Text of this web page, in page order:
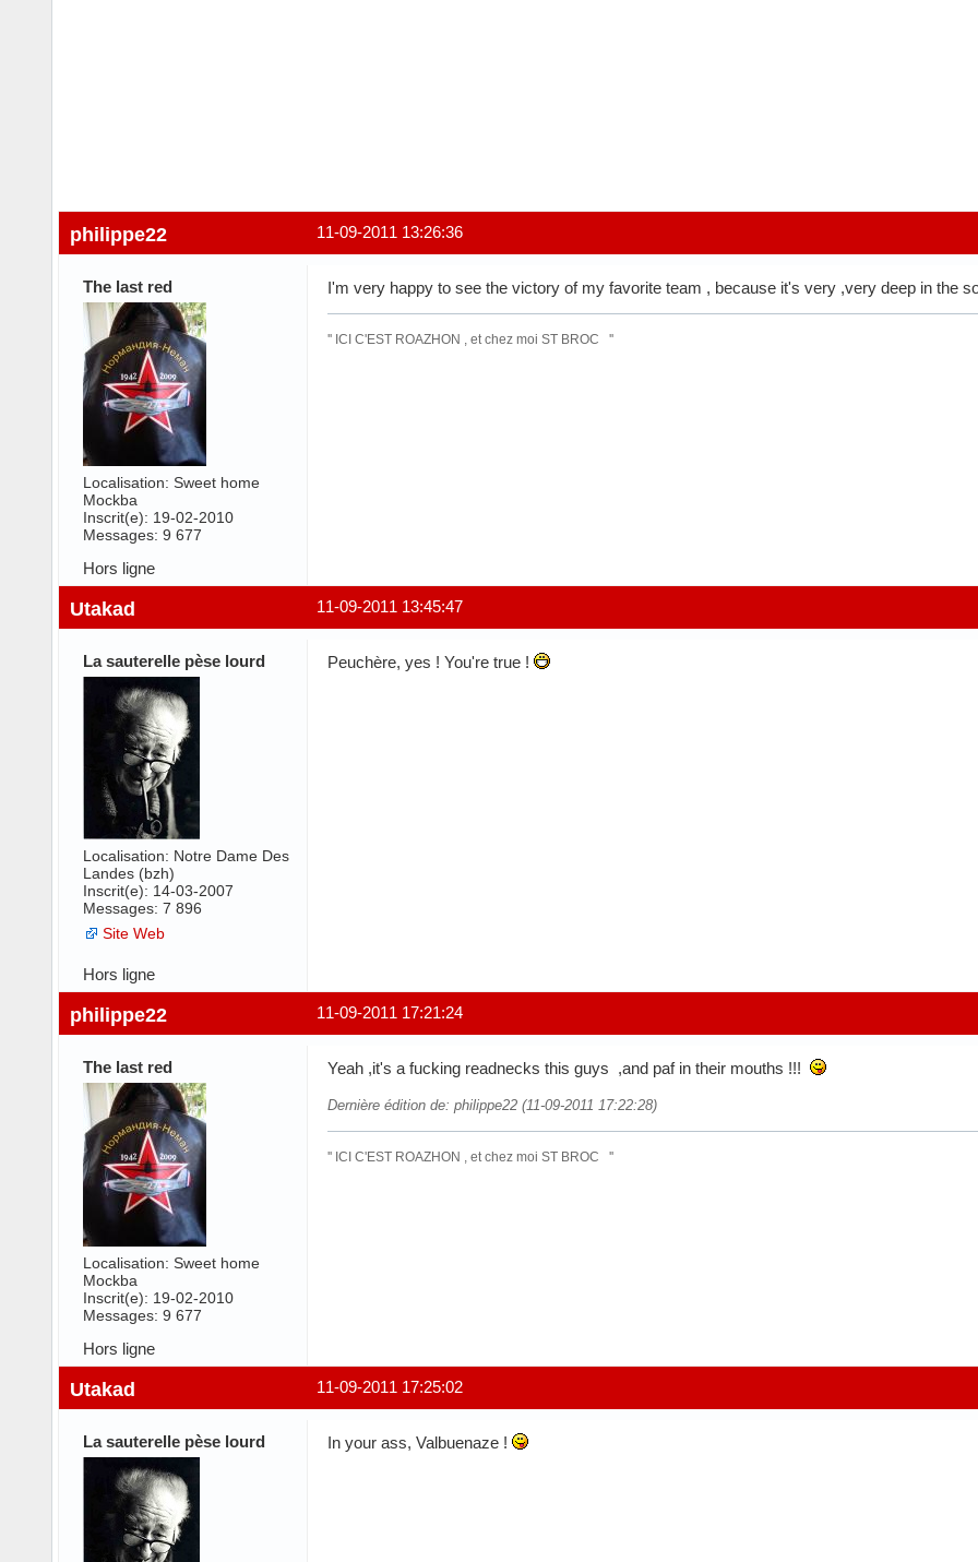
11-09-2011 13:26:36
philippe22
The last red
Localisation: Sweet home
Mockba
Inscrit(e): 19-02-2010
Messages: 9 677
I'm very happy to see the victory of my favorite team , because it's very ,very deep in the
'' ICI C'EST ROAZHON , et chez moi ST BROC ''
Hors ligne
11-09-2011 13:45:47
Utakad
La sauterelle pèse lourd
Localisation: Notre Dame Des
Landes (bzh)
Inscrit(e): 14-03-2007
Messages: 7 896
Site Web
Peuchère, yes ! You're true !
Hors ligne
11-09-2011 17:21:24
philippe22
The last red
Localisation: Sweet home
Mockba
Inscrit(e): 19-02-2010
Messages: 9 677
Yeah ,it's a fucking readnecks this guys ,and paf in their mouths !!!
Dernière édition de: philippe22 (11-09-2011 17:22:28)
'' ICI C'EST ROAZHON , et chez moi ST BROC ''
Hors ligne
11-09-2011 17:25:02
Utakad
La sauterelle pèse lourd In your ass, Valbuenaze !